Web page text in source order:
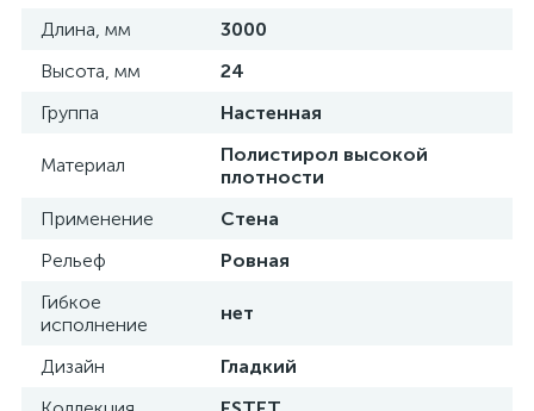
Длина, мм
3000
Высота, мм
24
Группа
Настенная
Материал
Полистирол высокой
плотности
Применение
Стена
Рельеф
Ровная
Гибкое
исполнение
нет
Дизайн
Гладкий